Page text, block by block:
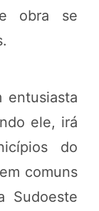
obra se
ele, irá
do
comuns
Sudoeste